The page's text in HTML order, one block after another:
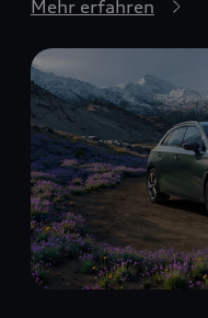
Mehr erfahren